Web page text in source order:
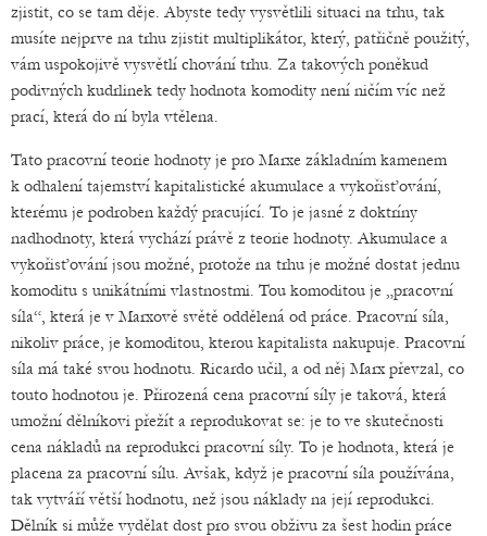
zjistit, co se tam děje. Abyste tedy vysvětlili situaci na trhu, tak
musíte nejprve na trhu zjistit multiplikátor, který, patřičně použitý,
vám uspokojivě vysvětlí chování trhu. Za takových poněkud
podivných kudrlinek tedy hodnota komodity není ničím víc než
prací, která do ní byla vtělena.
Tato pracovní teorie hodnoty je pro Marxe základním kamenem
k odhalení tajemství kapitalistické akumulace a vykořisťování,
kterému je podroben každý pracující. To je jasné z doktríny
nadhodnoty, která vychází právě z teorie hodnoty. Akumulace a
vykořisťování jsou možné, protože na trhu je možné dostat jednu
komoditu s unikátními vlastnostmi. Tou komoditou je „pracovní
síla“, která je v Marxově světě oddělená od práce. Pracovní síla,
nikoliv práce, je komoditou, kterou kapitalista nakupuje. Pracovní
síla má také svou hodnotu. Ricardo učil, a od něj Marx převzal, co
touto hodnotou je. Přirozená cena pracovní síly je taková, která
umožní dělníkovi přežít a reprodukovat se: je to ve skutečnosti
cena nákladů na reprodukci pracovní síly. To je hodnota, která je
placena za pracovní sílu. Avšak, když je pracovní síla používána,
tak vytváří větší hodnotu, než jsou náklady na její reprodukci.
Dělník si může vydělat dost pro svou obživu za šest hodin práce